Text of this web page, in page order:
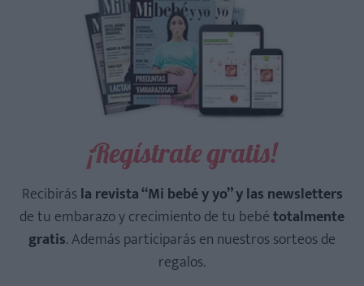
¡Regístrate gratis!
Recibirásla revista “Mi bebé y yo” y las newsletters
de tu embarazo y crecimiento de tu bebétotalmente
gratis. Además participarás en nuestros sorteos de
regalos.